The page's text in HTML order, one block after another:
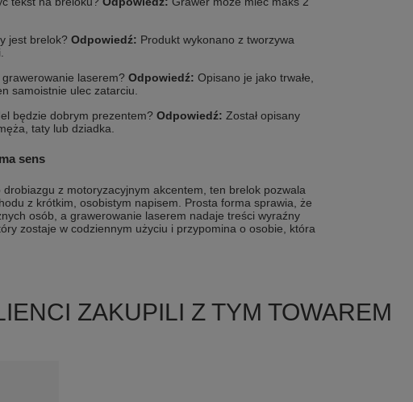
jest brelok? Odpowiedź: Produkt wykonano z tworzywa
grawerowanie laserem? Odpowiedź: Opisano je jako trwałe,
samoistnie ulec zatarciu.
będzie dobrym prezentem? Odpowiedź: Został opisany
taty lub dziadka.
sens
z motoryzacyjnym akcentem, ten brelok pozwala
z krótkim, osobistym napisem. Prosta forma sprawia, że
osób, a grawerowanie laserem nadaje treści wyraźny
zostaje w codziennym użyciu i przypomina o osobie, która
ZAKUPILI Z TYM TOWAREM